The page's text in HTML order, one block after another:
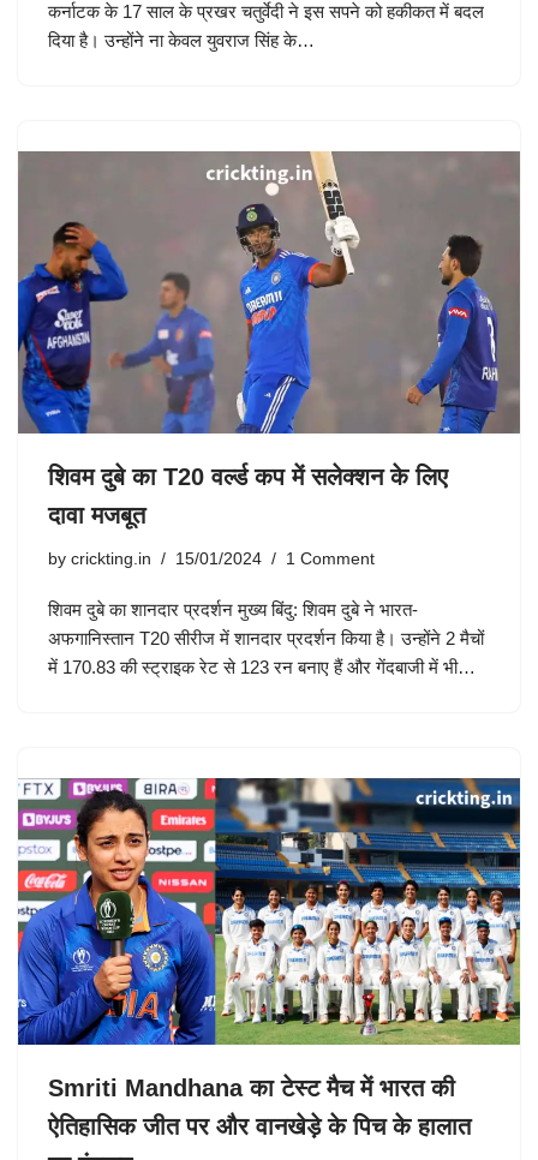
कर्नाटक के 17 साल के प्रखर चतुर्वेदी ने इस सपने को हकीकत में बदल
दिया है। उन्होंने ना केवल युवराज सिंह के…
शिवम दुबे का T20 वर्ल्ड कप में सलेक्शन के लिए
दावा मजबूत
by crickting.in 15/01/2024 1 Comment
शिवम दुबे का शानदार प्रदर्शन मुख्य बिंदु: शिवम दुबे ने भारत-
अफगानिस्तान T20 सीरीज में शानदार प्रदर्शन किया है। उन्होंने 2 मैचों
में 170.83 की स्ट्राइक रेट से 123 रन बनाए हैं और गेंदबाजी में भी…
Smriti Mandhana का टेस्ट मैच में भारत की
ऐतिहासिक जीत पर और वानखेड़े के पिच के हालात